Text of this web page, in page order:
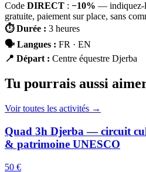
Code DIRECT : −10% — indiquez-
gratuite, paiement sur place, sans
⏱Durée : 3 heures
🗣 Langues : FR · EN
📍 Départ : Centre équestre Djerba
Tu pourrais aussi
Voir toutes les activités →
Quad 3h Djerba — circuit
& patrimoine UNESCO
50 €